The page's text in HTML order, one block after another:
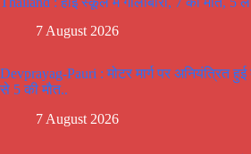
7 August 2026
Devprayag-Pauri : मोटर मार्ग पर अनियंत्रित हुई
से 5 की मौत..
7 August 2026